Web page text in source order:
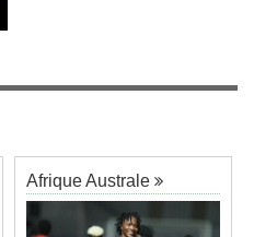
Afrique Australe